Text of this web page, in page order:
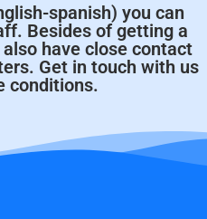
spanish) you can
Besides of getting a
have close contact
Get in touch with us
conditions.